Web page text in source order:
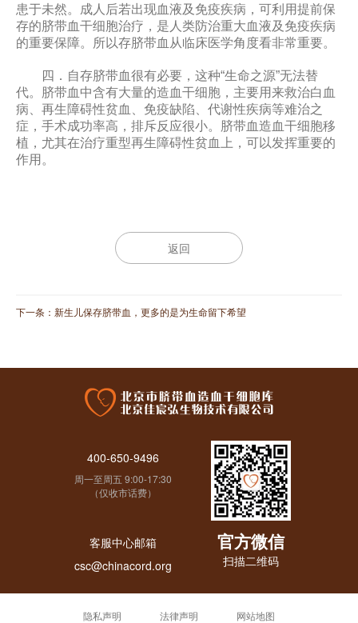
患于未然。成人后若出现血液及免疫疾病，可利用提前保
存的脐带血干细胞治疗，是人类防治重大血液及免疫疾病
的重要保障。所以存脐带血从临床医学角度看非常重要。
四．自存脐带血很有必要，这种“生命之源”无法替
代。脐带血中含有大量的造血干细胞，主要用来救治白血
病、再生障碍性贫血、免疫缺陷、代谢性疾病等难治之
症，手术成功率高，排斥反应很小。脐带血造血干细胞移
植，尤其在治疗重型再生障碍性贫血上，可以发挥重要的
作用。
返回
下一条： 新生儿保存脐带血，更多的是为生命留下希望
官方微信
扫描二维码
400-650-9496
周一至周五 9:00-17:30
（仅收市话费）
客服中心邮箱
csc@chinacord.org
隐私声明 法律声明 网站地图